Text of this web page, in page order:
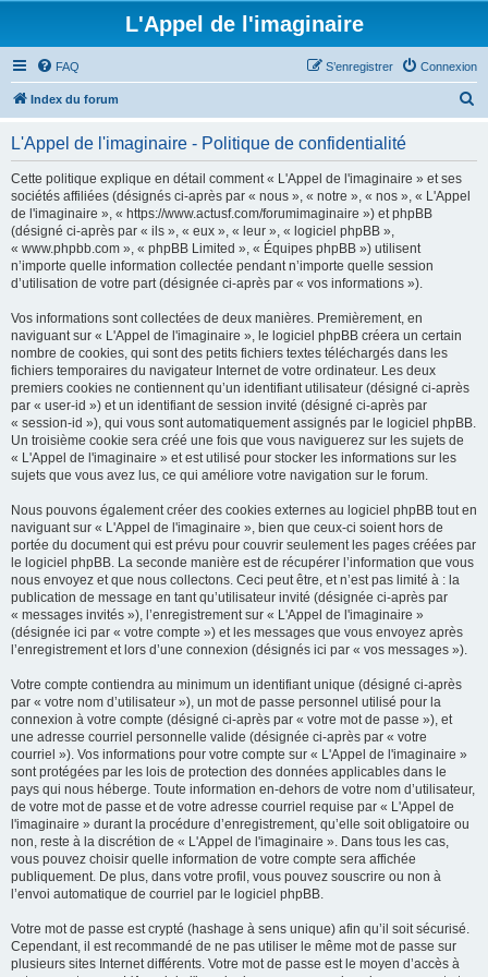
L'Appel de l'imaginaire
FAQ Connexion
S’enregistrer
Index du forum
L'Appel de l'imaginaire - Politique de confidentialité
Cette politique explique en détail comment « L'Appel de l'imaginaire » et ses
sociétés affiliées (désignés ci-après par « nous », « notre », « nos », « L'Appel
de l'imaginaire », « https://www.actusf.com/forumimaginaire ») et phpBB
(désigné ci-après par « ils », « eux », « leur », « logiciel phpBB »,
« www.phpbb.com », « phpBB Limited », « Équipes phpBB ») utilisent
n’importe quelle information collectée pendant n’importe quelle session
d’utilisation de votre part (désignée ci-après par « vos informations »).
Vos informations sont collectées de deux manières. Premièrement, en
naviguant sur « L'Appel de l'imaginaire », le logiciel phpBB créera un certain
nombre de cookies, qui sont des petits fichiers textes téléchargés dans les
fichiers temporaires du navigateur Internet de votre ordinateur. Les deux
premiers cookies ne contiennent qu’un identifiant utilisateur (désigné ci-après
par « user-id ») et un identifiant de session invité (désigné ci-après par
« session-id »), qui vous sont automatiquement assignés par le logiciel phpBB.
Un troisième cookie sera créé une fois que vous naviguerez sur les sujets de
« L'Appel de l'imaginaire » et est utilisé pour stocker les informations sur les
sujets que vous avez lus, ce qui améliore votre navigation sur le forum.
Nous pouvons également créer des cookies externes au logiciel phpBB tout en
naviguant sur « L'Appel de l'imaginaire », bien que ceux-ci soient hors de
portée du document qui est prévu pour couvrir seulement les pages créées par
le logiciel phpBB. La seconde manière est de récupérer l’information que vous
nous envoyez et que nous collectons. Ceci peut être, et n’est pas limité à : la
publication de message en tant qu’utilisateur invité (désignée ci-après par
« messages invités »), l’enregistrement sur « L'Appel de l'imaginaire »
(désignée ici par « votre compte ») et les messages que vous envoyez après
l’enregistrement et lors d’une connexion (désignés ici par « vos messages »).
Votre compte contiendra au minimum un identifiant unique (désigné ci-après
par « votre nom d’utilisateur »), un mot de passe personnel utilisé pour la
connexion à votre compte (désigné ci-après par « votre mot de passe »), et
une adresse courriel personnelle valide (désignée ci-après par « votre
courriel »). Vos informations pour votre compte sur « L'Appel de l'imaginaire »
sont protégées par les lois de protection des données applicables dans le
pays qui nous héberge. Toute information en-dehors de votre nom d’utilisateur,
de votre mot de passe et de votre adresse courriel requise par « L'Appel de
l'imaginaire » durant la procédure d’enregistrement, qu’elle soit obligatoire ou
non, reste à la discrétion de « L'Appel de l'imaginaire ». Dans tous les cas,
vous pouvez choisir quelle information de votre compte sera affichée
publiquement. De plus, dans votre profil, vous pouvez souscrire ou non à
l’envoi automatique de courriel par le logiciel phpBB.
Votre mot de passe est crypté (hashage à sens unique) afin qu’il soit sécurisé.
Cependant, il est recommandé de ne pas utiliser le même mot de passe sur
plusieurs sites Internet différents. Votre mot de passe est le moyen d’accès à